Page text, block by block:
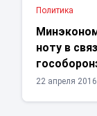
Политика
ноту в
22 апреля